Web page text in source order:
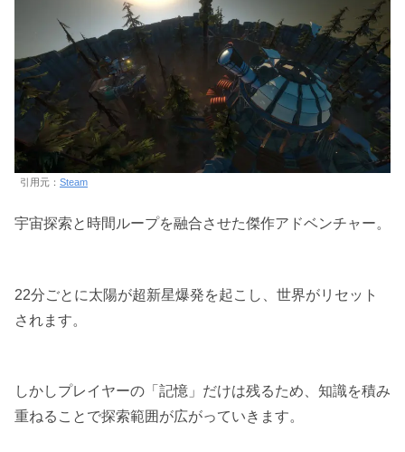
引用元： Steam
宇宙探索と時間ループを融合させた傑作アドベンチャー。
22分ごとに太陽が超新星爆発を起こし、世界がリセット
されます。
しかしプレイヤーの「記憶」だけは残るため、知識を積み
重ねることで探索範囲が広がっていきます。